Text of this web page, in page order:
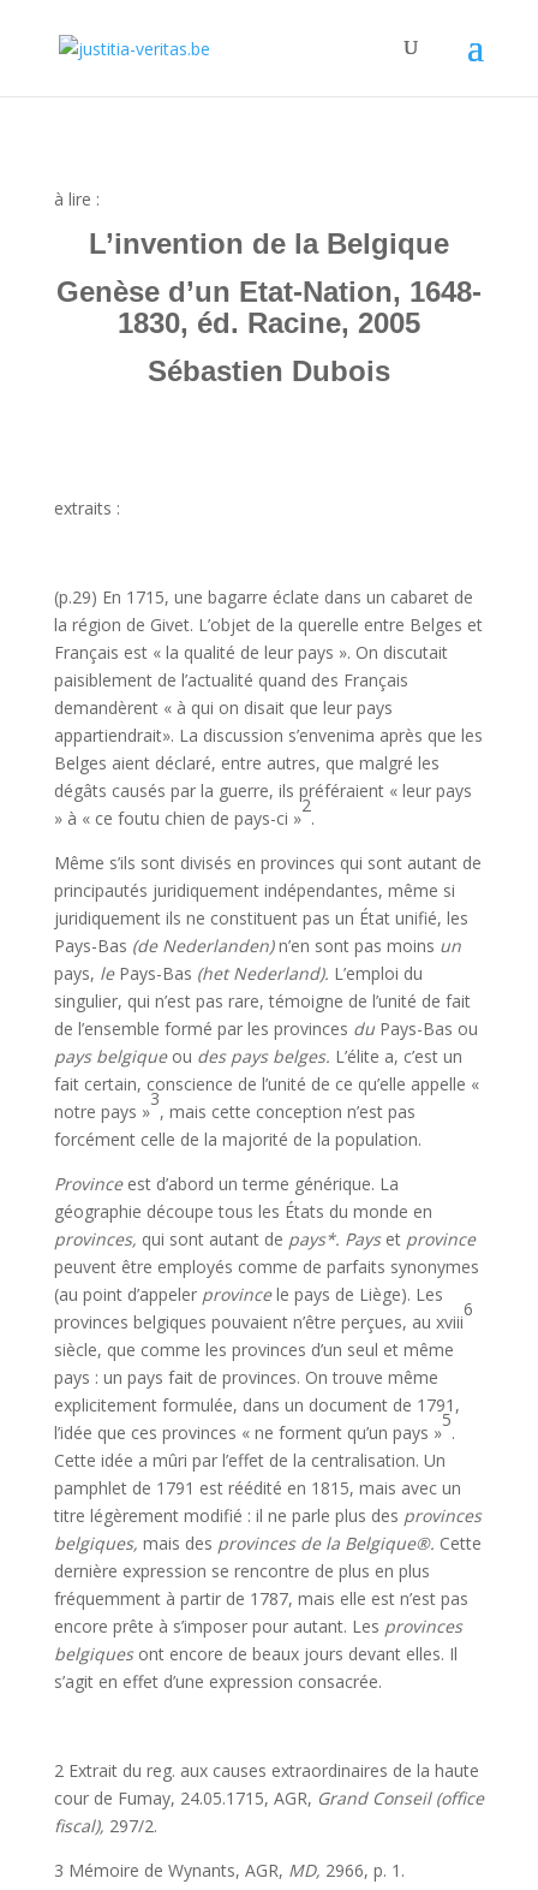
à lire :
L’invention de la Belgique
Genèse d’un Etat-Nation, 1648-
1830, éd. Racine, 2005
Sébastien Dubois
extraits :
(p.29) En 1715, une bagarre éclate dans un cabaret de
la région de Givet. L’objet de la querelle entre Belges et
Français est « la qualité de leur pays ». On discutait
paisiblement de l’ac­tualité quand des Français
demandèrent « à qui on disait que leur pays
appartiendrait». La discussion s’envenima après que les
Belges aient déclaré, entre autres, que malgré les
dégâts causés par la guerre, ils préféraient « leur pays
» à « ce foutu chien de pays-ci »
2
.
Même s’ils sont divisés en provinces qui sont autant de
principautés juridiquement indépendantes, même si
juridiquement ils ne consti­tuent pas un État unifié, les
Pays-Bas (de Nederlanden)n’en sont pas moins un
pays, le Pays-Bas (het Nederland). L’emploi du
singulier, qui n’est pas rare, témoigne de l’unité de fait
de l’ensemble formé par les provinces du Pays-Bas ou
pays belgique ou des pays belges. L’élite a, c’est un
fait certain, conscience de l’unité de ce qu’elle appelle «
notre pays »
3
, mais cette conception n’est pas
forcément celle de la majorité de la population.
Province est d’abord un terme générique. La
géographie découpe tous les États du monde en
provinces, qui sont autant de pays*. Pays et province
peuvent être employés comme de parfaits synonymes
(au point d’appeler provincele pays de Liège). Les
provinces belgiques pouvaient n’être perçues, au xviii
6
siècle, que comme les provinces d’un seul et même
pays : un pays fait de provinces. On trouve même
explici­tement formulée, dans un document de 1791,
l’idée que ces provinces « ne forment qu’un pays »
5
.
Cette idée a mûri par l’effet de la centralisa­tion. Un
pamphlet de 1791 est réédité en 1815, mais avec un
titre légère­ment modifié : il ne parle plus des provinces
belgiques, mais des provinces de la Belgique®. Cette
dernière expression se rencontre de plus en plus
fréquemment à partir de 1787, mais elle est n’est pas
encore prête à s’imposer pour autant. Les provinces
belgiques ont encore de beaux jours devant elles. Il
s’agit en effet d’une expression consacrée.
2 Extrait du reg. aux causes extraordinaires de la haute
cour de Fumay, 24.05.1715, AGR, Grand Conseil (office
fiscal), 297/2.
3 Mémoire de Wynants, AGR, MD, 2966, p. 1.